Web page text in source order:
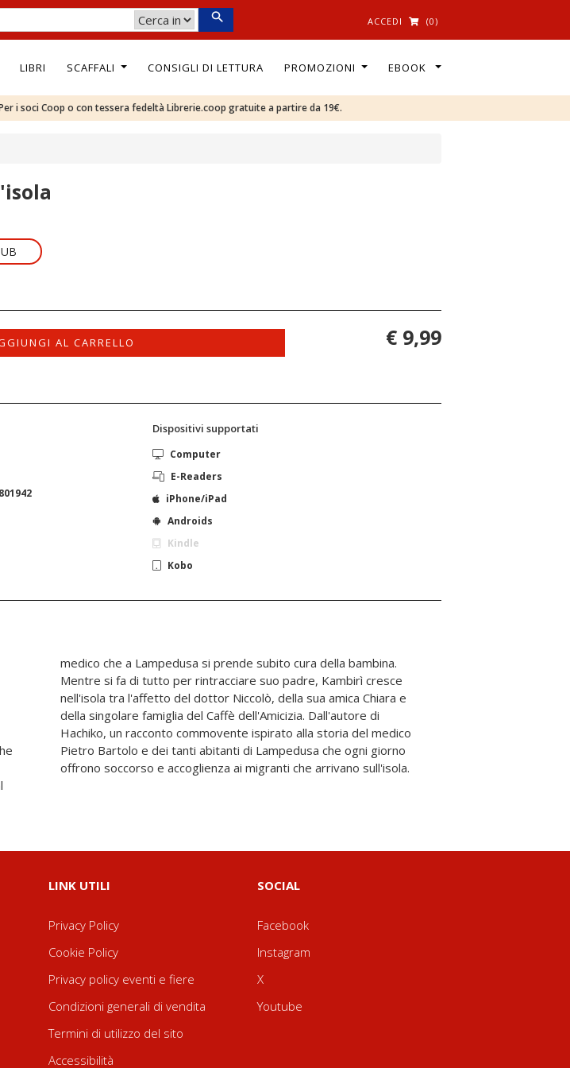
ACCEDI (0)
LIBRI SCAFFALI CONSIGLI DI LETTURA PROMOZIONI EBOOK
i soci Coop o con tessera fedeltà Librerie.coop gratuite a partire da 19€.
AL CARRELLO € 9,99
Dispositivi supportati
Computer
E-Readers
iPhone/iPad
Androids
Kindle
Kobo
medico che a Lampedusa si prende subito cura della bambina.
Mentre si fa di tutto per rintracciare suo padre, Kambirì cresce
nell'isola tra l'affetto del dottor Niccolò, della sua amica Chiara e
della singolare famiglia del Caffè dell'Amicizia. Dall'autore di
Hachiko, un racconto commovente ispirato alla storia del medico
Pietro Bartolo e dei tanti abitanti di Lampedusa che ogni giorno
offrono soccorso e accoglienza ai migranti che arrivano sull'isola.
LINK UTILI
Privacy Policy
Cookie Policy
Privacy policy eventi e fiere
Condizioni generali di vendita
Termini di utilizzo del sito
Accessibilità
SOCIAL
Facebook
Instagram
X
Youtube